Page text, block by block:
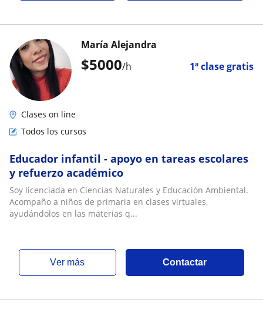
$5000/h 1ª clase gratis
María Alejandra
Clases on line
Todos los cursos
Educador infantil - apoyo en tareas escolares
y refuerzo académico
Soy licenciada en Ciencias Naturales y Educación Ambiental.
Acompaño a niños de primaria en clases virtuales,
ayudándolos en las materias q...
ver más Contactar